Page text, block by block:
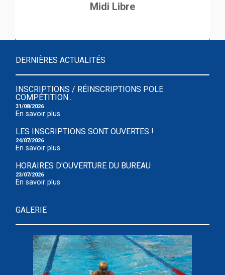
Midi Libre
DERNIÈRES ACTUALITÉS
INSCRIPTIONS / RÉINSCRIPTIONS POLE
COMPÉTITION...
31/08/2026
En savoir plus
LES INSCRIPTIONS SONT OUVERTES !
24/07/2026
En savoir plus
HORAIRES D'OUVERTURE DU BUREAU
23/07/2026
En savoir plus
GALERIE